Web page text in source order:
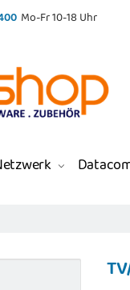
Mo-Fr 10-18 Uhr